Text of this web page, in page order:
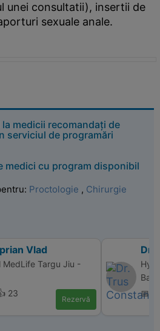
unei consultatii), insertii de
sexuale anale.
medicii recomandați de
serviciul de programări
medici cu program disponibil
Proctologie , Chirurgie
Vlad
MedLife Targu Jiu -
23
Rezervă
Dr.
📅